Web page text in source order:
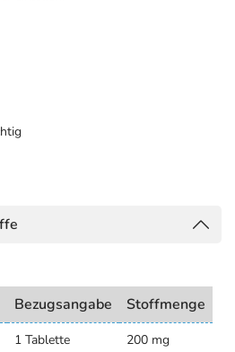
Bezugsangabe Stoffmenge
1 Tablette
200 mg